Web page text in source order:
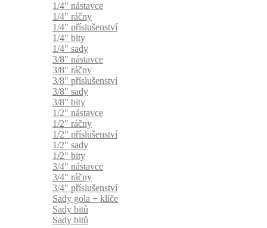
1/4" nástavce
1/4" ráčny
1/4" příslušenství
1/4" bity
1/4" sady
3/8" nástavce
3/8" ráčny
3/8" příslušenství
3/8" sady
3/8" bity
1/2" nástavce
1/2" ráčny
1/2" příslušenství
1/2" sady
1/2" bity
3/4" nástavce
3/4" ráčny
3/4" příslušenství
Sady gola + klíče
Sady bitů
Sady bitů